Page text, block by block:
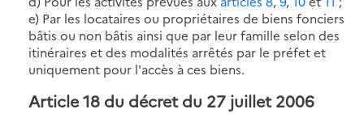
e) Par les locataires ou propriétaires de biens fonciers
bâtis ou non bâtis ainsi que par leur famille selon des
itinéraires et des modalités arrêtés par le préfet et
uniquement pour l'accès à ces biens.
Article 18 du décret du 27 juillet 2006